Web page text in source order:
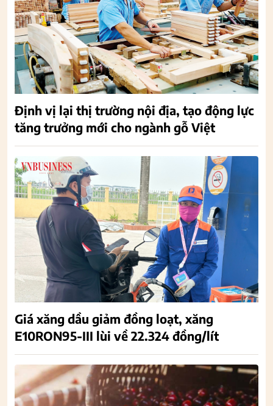
Định vị lại thị trường nội địa, tạo động lực
tăng trưởng mới cho ngành gỗ Việt
Giá xăng dầu giảm đồng loạt, xăng
E10RON95-III lùi về 22.324 đồng/lít